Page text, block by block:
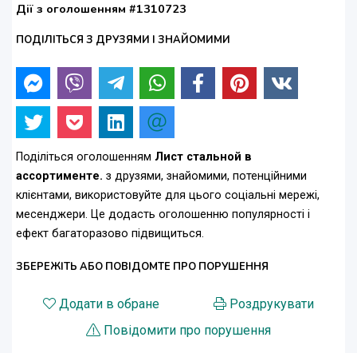
Дії з оголошенням #1310723
ПОДІЛІТЬСЯ З ДРУЗЯМИ І ЗНАЙОМИМИ
Поділіться оголошенням Лист стальной в
ассортименте. з друзями, знайомими, потенційними
клієнтами, використовуйте для цього соціальні мережі,
месенджери. Це додасть оголошенню популярності і
ефект багаторазово підвищиться.
ЗБЕРЕЖІТЬ АБО ПОВІДОМТЕ ПРО ПОРУШЕННЯ
Додати в обране
Роздрукувати
Повідомити про порушення